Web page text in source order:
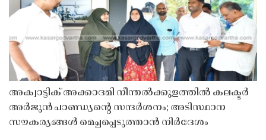
അക്വാട്ടിക് അക്കാദമി നീന്തൽക്കുളത്തിൽ കലക്ടർ
അർജുൻ പാണ്ഡ്യൻ്റെ സന്ദർശനം; അടിസ്ഥാന
സൗകര്യങ്ങൾ മെച്ചപ്പെടുത്താൻ നിർദേശം